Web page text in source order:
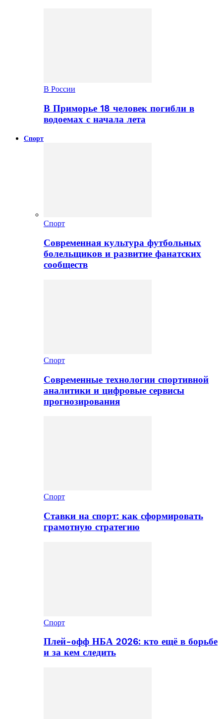
В России
В Приморье 18 человек погибли в
водоемах с начала лета
Спорт
Спорт
Современная культура футбольных
болельщиков и развитие фанатских
сообществ
Спорт
Современные технологии спортивной
аналитики и цифровые сервисы
прогнозирования
Спорт
Ставки на спорт: как сформировать
грамотную стратегию
Спорт
Плей-офф НБА 2026: кто ещё в борьбе
и за кем следить